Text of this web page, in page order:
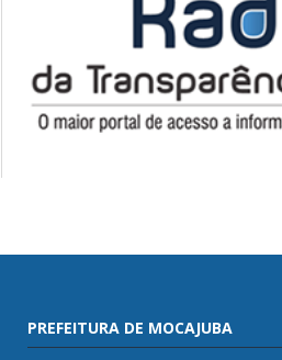
PREFEITURA DE MOCAJUBA